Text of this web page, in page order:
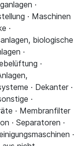
·
· Maschinen
·
biologische
·
·
· Dekanter ·
·
· Membranfilter
· Separatoren ·
·